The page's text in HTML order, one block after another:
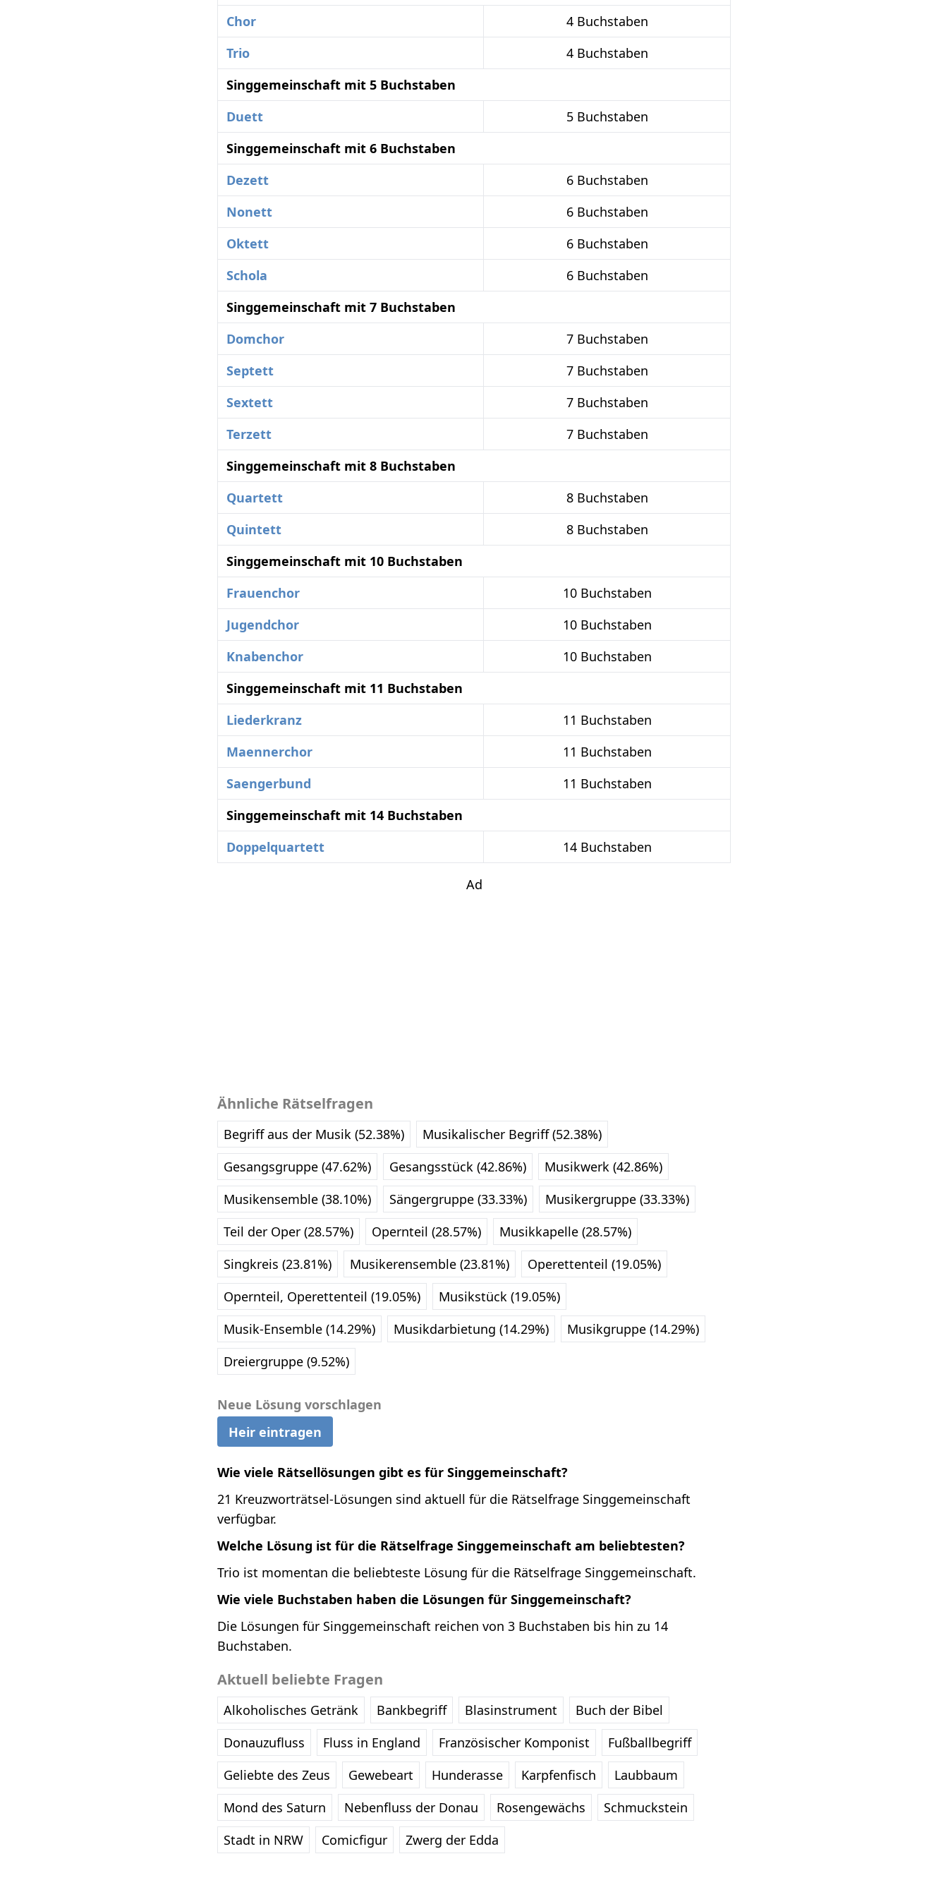
Chor
4 Buchstaben
Trio
4 Buchstaben
Singgemeinschaft mit 5 Buchstaben
Duett
5 Buchstaben
Singgemeinschaft mit 6 Buchstaben
Dezett
6 Buchstaben
Nonett
6 Buchstaben
Oktett
6 Buchstaben
Schola
6 Buchstaben
Singgemeinschaft mit 7 Buchstaben
Domchor
7 Buchstaben
Septett
7 Buchstaben
Sextett
7 Buchstaben
Terzett
7 Buchstaben
Singgemeinschaft mit 8 Buchstaben
Quartett
8 Buchstaben
Quintett
8 Buchstaben
Singgemeinschaft mit 10 Buchstaben
Frauenchor
10 Buchstaben
Jugendchor
10 Buchstaben
Knabenchor
10 Buchstaben
Singgemeinschaft mit 11 Buchstaben
Liederkranz
11 Buchstaben
Maennerchor
11 Buchstaben
Saengerbund
11 Buchstaben
Singgemeinschaft mit 14 Buchstaben
Doppelquartett
14 Buchstaben
Ad
Ähnliche Rätselfragen
Begriff aus der Musik (52.38%)
Musikalischer Begriff (52.38%)
Gesangsgruppe (47.62%)
Gesangsstück (42.86%)
Musikwerk (42.86%)
Musikensemble (38.10%)
Sängergruppe (33.33%)
Musikergruppe (33.33%)
Teil der Oper (28.57%)
Opernteil (28.57%)
Musikkapelle (28.57%)
Singkreis (23.81%)
Musikerensemble (23.81%)
Operettenteil (19.05%)
Opernteil, Operettenteil (19.05%)
Musikstück (19.05%)
Musik-Ensemble (14.29%)
Musikdarbietung (14.29%)
Musikgruppe (14.29%)
Dreiergruppe (9.52%)
Neue Lösung vorschlagen
Heir eintragen
Wie viele Rätsellösungen gibt es für Singgemeinschaft?
21 Kreuzworträtsel-Lösungen sind aktuell für die Rätselfrage Singgemeinschaft
verfügbar.
Welche Lösung ist für die Rätselfrage Singgemeinschaft am beliebtesten?
Trio ist momentan die beliebteste Lösung für die Rätselfrage Singgemeinschaft.
Wie viele Buchstaben haben die Lösungen für Singgemeinschaft?
Die Lösungen für Singgemeinschaft reichen von 3 Buchstaben bis hin zu 14
Buchstaben.
Aktuell beliebte Fragen
Alkoholisches Getränk Bankbegriff Blasinstrument
Buch der Bibel
Donauzufluss
Fluss in England Französischer Komponist
Fußballbegriff
Geliebte des Zeus
Gewebeart Hunderasse Karpfenfisch
Laubbaum
Mond des Saturn
Nebenfluss der Donau Rosengewächs
Schmuckstein
Stadt in NRW
Comicfigur Zwerg der Edda